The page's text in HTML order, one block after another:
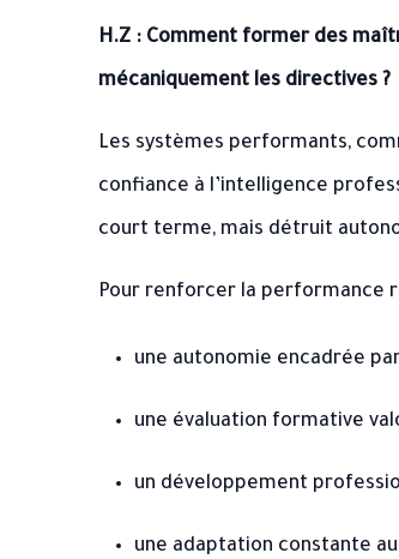
H.Z : Comment former des
mécaniquement les directives ?
Les systèmes performants,
confiance à l’intelligence
court terme, mais détruit
Pour renforcer la performance
une autonomie encadrée
une évaluation formative
un développement
une adaptation constante